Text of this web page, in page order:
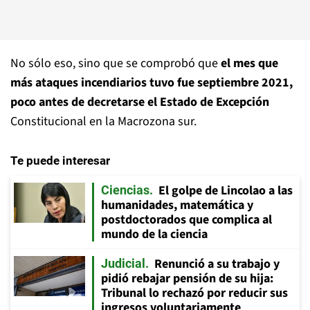
No sólo eso, sino que se comprobó queel mes que
más ataques incendiarios tuvo fue septiembre 2021,
poco antes de decretarse el Estado de Excepción
Constitucional en la Macrozona sur.
Te puede interesar
Ciencias
El golpe de Lincolao a las
humanidades, matemática y
postdoctorados que complica al
mundo de la ciencia
Judicial
Renunció a su trabajo y
pidió rebajar pensión de su hija:
Tribunal lo rechazó por reducir sus